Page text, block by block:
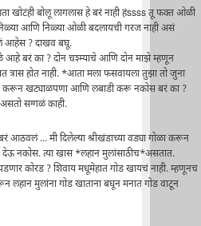
खोटंही बोलू लागलास हे बरं नाही हंssss तू फक्त ओळी
आणि निळ्या ओळी बदलायची गरज नाही असं
आहेस ? दाखव बघू.
आहे बरं का ? दोन चश्म्याचे आणि दोन माझे म्हणून
त्रास होत नाही. *आता मला फसवायला तुझा तो जुना
करून खट्याळपणा आणि लबाडी करू नकोस बरं का ?
सग्गळं काही.
आठवलं ... मी दिलेल्या श्रीखंडाच्या वड्या गोळा करून
नकोस. त्या खास *लहान मुलांसाठीच*असतात.
कोरड ? शिवाय मधूमेहात गोड खायचं नाही. म्हणूनच
लहान मुलांना गोड खाताना बघून मनात गोड वाटून